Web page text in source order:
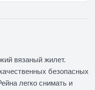
вязаный жилет.
безопасных
легко снимать и